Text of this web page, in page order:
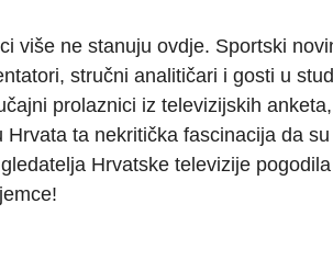
više ne stanuju ovdje. Sportski
stručni analitičari i gosti u
prolaznici iz televizijskih
ta nekritička fascinacija da
Hrvatske televizije